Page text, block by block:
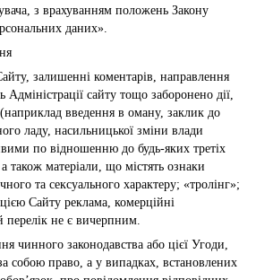
з врахуванням положень Закону
даних».
залишенні коментарів, направлення
Адміністрації сайту тощо заборонено дії,
введення в оману, заклик до
ладу, насильницької зміни влади
по відношенню до будь-яких третіх
також матеріали, що містять ознаки
та сексуального характеру; «тролінг»;
Сайту реклама, комерційні
перелік не є вичерпним.
чинного законодавства або цієї Угоди,
собою право, а у випадках, встановлених